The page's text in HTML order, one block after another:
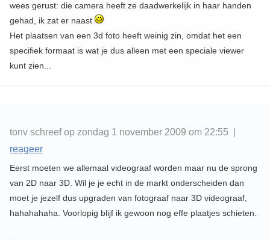
wees gerust: die camera heeft ze daadwerkelijk in haar handen
gehad, ik zat er naast
Het plaatsen van een 3d foto heeft weinig zin, omdat het een
specifiek formaat is wat je dus alleen met een speciale viewer
kunt zien...
tonv schreef op zondag 1 november 2009 om 22:55 |
reageer
Eerst moeten we allemaal videograaf worden maar nu de sprong
van 2D naar 3D. Wil je je echt in de markt onderscheiden dan
moet je jezelf dus upgraden van fotograaf naar 3D videograaf,
hahahahaha. Voorlopig blijf ik gewoon nog effe plaatjes schieten.